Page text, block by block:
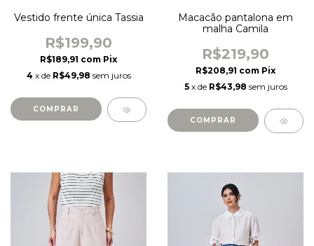
Vestido frente única Tassia
R$199,90
R$189,91 com Pix
4 x de R$49,98 sem juros
COMPRAR
Macacão pantalona em
malha Camila
R$219,90
R$208,91 com Pix
5 x de R$43,98 sem juros
COMPRAR